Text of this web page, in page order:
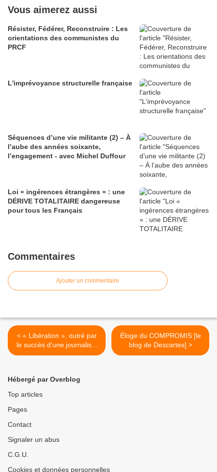
Vous aimerez aussi
Résister, Fédérer, Reconstruire : Les
orientations des communistes du
PRCF
L'imprévoyance structurelle française
Séquences d’une vie militante (2) – À
l’aube des années soixante,
l’engagement - avec Michel Duffour
Loi « ingérences étrangères » : une
DÉRIVE TOTALITAIRE dangereuse
pour tous les Français
Commentaires
Ajouter un commentaire
< « Libération », outré par
le succès d'une journaliste
qui démonte le discours
Éloge du COMPROMIS [le
blog de Descartes] >
Hébergé par Overblog
Top articles
Pages
Contact
Signaler un abus
C.G.U.
Cookies et données personnelles